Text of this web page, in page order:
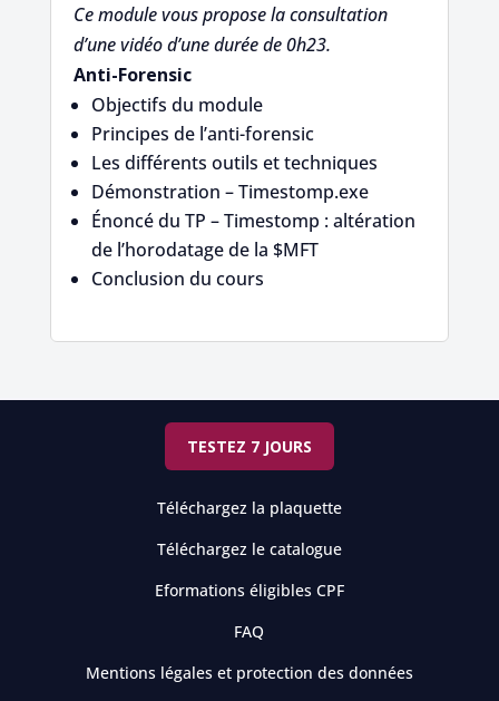
Ce module vous propose la consultation
d’une vidéo d’une durée de 0h23.
Anti-Forensic
Objectifs du module
Principes de l’anti-forensic
Les différents outils et techniques
Démonstration – Timestomp.exe
Énoncé du TP – Timestomp : altération
de l’horodatage de la $MFT
Conclusion du cours
TESTEZ 7 JOURS
Téléchargez la plaquette
Téléchargez le catalogue
Eformations éligibles CPF
FAQ
Mentions légales et protection des données